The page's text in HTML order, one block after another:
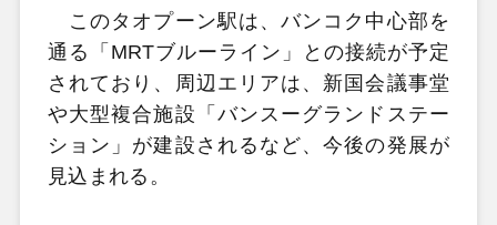
このタオプーン駅は、バンコク中心部を
通る「MRTブルーライン」との接続が予定
されており、周辺エリアは、新国会議事堂
や大型複合施設「バンスーグランドステー
ション」が建設されるなど、今後の発展が
見込まれる。